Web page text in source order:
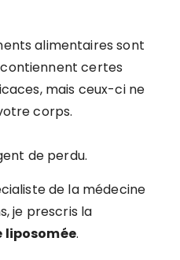
alimentaires sont
certes
mais ceux-ci ne
corps.
de perdu.
de la médecine
je prescris la
liposomée.